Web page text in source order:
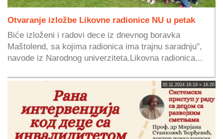
Otvaranje izložbe Likovne radionice NU u petak
Biće izloženi i radovi dece iz dnevnog boravka
Maštolend, sa kojima radionica ima trajnu saradnju",
navode iz Narodnog univerziteta.Likovna radionica...
30.11.2024 16:19 » 16:20